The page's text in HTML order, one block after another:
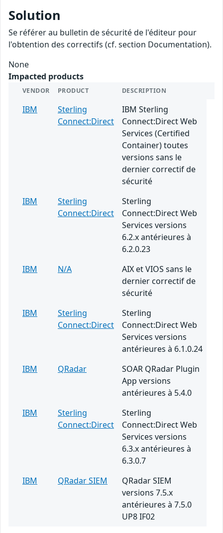
Solution
Se référer au bulletin de sécurité de l'éditeur pour
l'obtention des correctifs (cf. section Documentation).
None
Impacted products
VENDOR PRODUCT DESCRIPTION
IBM
Sterling
Connect:Direct
IBM Sterling
Connect:Direct Web
Services (Certified
Container) toutes
versions sans le
dernier correctif de
sécurité
IBM
Sterling
Connect:Direct
Sterling
Connect:Direct Web
Services versions
6.2.x antérieures à
6.2.0.23
IBM
N/A
AIX et VIOS sans le
dernier correctif de
sécurité
IBM
Sterling
Connect:Direct
Sterling
Connect:Direct Web
Services versions
antérieures à 6.1.0.24
IBM
QRadar
SOAR QRadar Plugin
App versions
antérieures à 5.4.0
IBM
Sterling
Connect:Direct
Sterling
Connect:Direct Web
Services versions
6.3.x antérieures à
6.3.0.7
IBM
QRadar SIEM
QRadar SIEM
versions 7.5.x
antérieures à 7.5.0
UP8 IF02